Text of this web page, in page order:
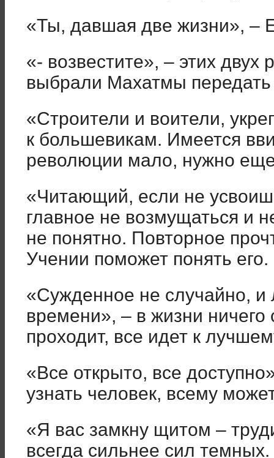
«Ты, давшая две жизни», –
«- возвестите», – этих двух
выбрали Махатмы передать
«Строители и воители,
к большевикам. Имеется
революции мало, нужно
«Читающий, если не
главное не возмущаться и
не понятно. Повторное
Учении поможет понять его.
«Сужденное не случайно, и
времени», – в жизни ничего
проходит, все идет к
«Все открыто, все
узнать человек, всему
«Я вас замкну щитом –
всегда сильнее сил